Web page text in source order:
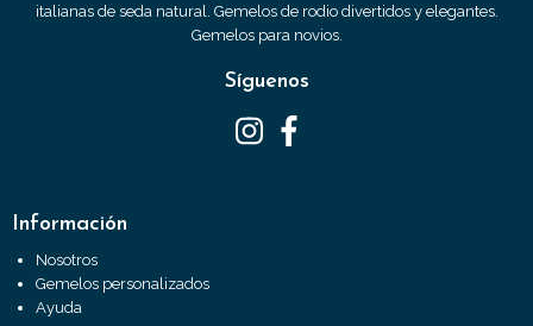
italianas de seda natural. Gemelos de rodio divertidos y elegantes.
Gemelos para novios.
Síguenos
Información
Nosotros
Gemelos personalizados
Ayuda